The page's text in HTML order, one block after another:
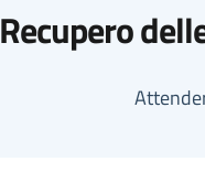
Recupero